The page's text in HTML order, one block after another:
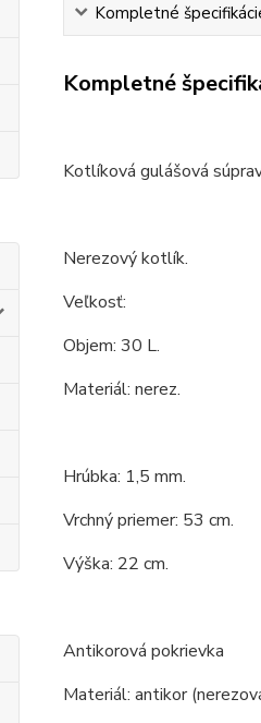
Kompletné
Kompletné
Kotlíková gulášová
Nerezový kotlík.
Veľkosť:
Objem: 30 L.
Materiál: nerez.
Hrúbka: 1,5 mm.
Vrchný priemer: 53 cm.
Výška: 22 cm.
Antikorová pokrievka
Materiál: antikor